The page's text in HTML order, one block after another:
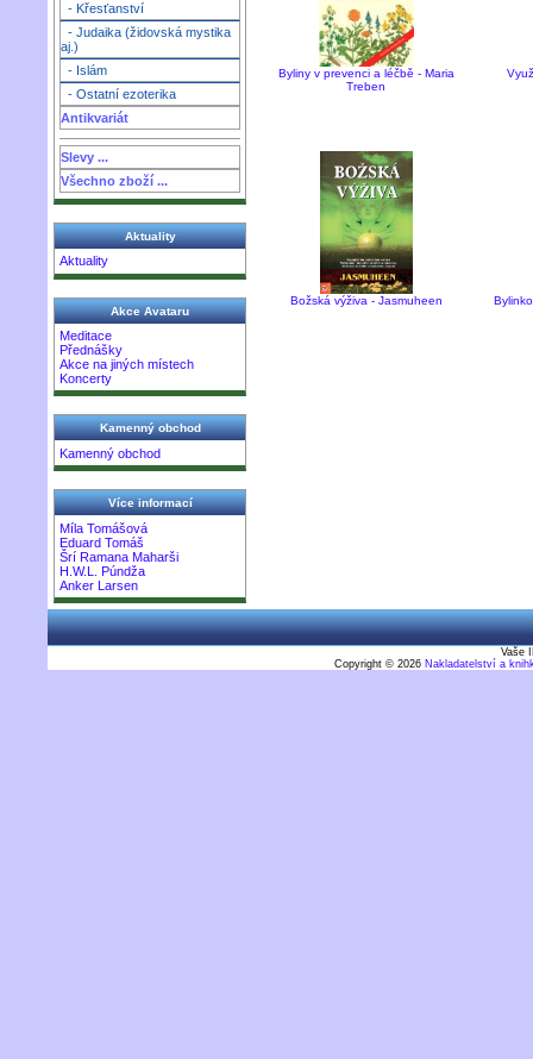
- Křesťanství
- Judaika (židovská mystika
aj.)
- Islám
- Ostatní ezoterika
Antikvariát
Slevy ...
Všechno zboží ...
Aktuality
Aktuality
Akce Avataru
Meditace
Přednášky
Akce na jiných místech
Koncerty
Kamenný obchod
Kamenný obchod
Více informací
Míla Tomášová
Eduard Tomáš
Šrí Ramana Maharši
H.W.L. Púndža
Anker Larsen
Byliny v prevenci a léčbě - Maria
Treben
Božská výživa - Jasmuheen
Vaše
Copyright © 2026 Nakladatelství a